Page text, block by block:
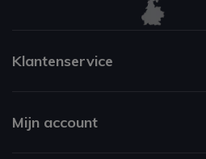
Klantenservice
Mijn account